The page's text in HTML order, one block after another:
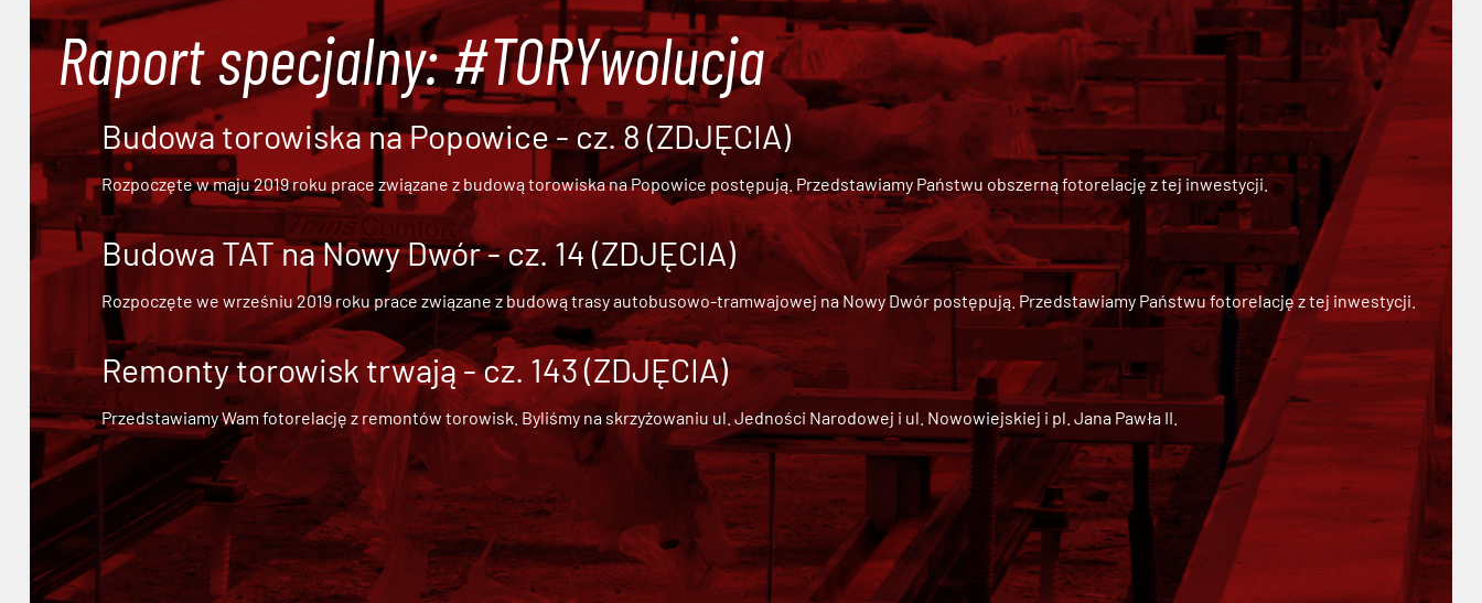
Raport specjalny: #TORYwolucja
Budowa torowiska na Popowice - cz. 8 (ZDJĘCIA)
Rozpoczęte w maju 2019 roku prace związane z budową torowiska na Popowice postępują. Przedstawiamy Państwu obszerną fotorelację z tej inwestycji.
Budowa TAT na Nowy Dwór - cz. 14 (ZDJĘCIA)
Rozpoczęte we wrześniu 2019 roku prace związane zbudową trasy autobusowo-tramwajowej na Nowy Dwórpostępują. Przedstawiamy Państwu fotorelację z tej inwestycji.
Remonty torowisk trwają - cz. 143 (ZDJĘCIA)
Przedstawiamy Wam fotorelację z remontów torowisk. Byliśmy na skrzyżowaniu ul. Jedności Narodowej i ul. Nowowiejskiej i pl. Jana Pawła II.